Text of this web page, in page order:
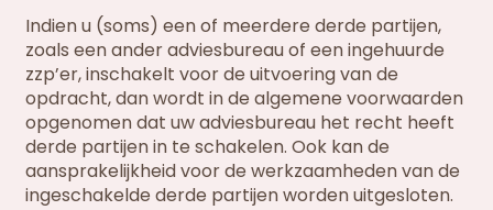
Indien u (soms) een of meerdere derde partijen,
zoals een ander adviesbureau of een ingehuurde
zzp’er, inschakelt voor de uitvoering van de
opdracht, dan wordt in de algemene voorwaarden
opgenomen dat uw adviesbureau het recht heeft
derde partijen in te schakelen. Ook kan de
aansprakelijkheid voor de werkzaamheden van de
ingeschakelde derde partijen worden uitgesloten.